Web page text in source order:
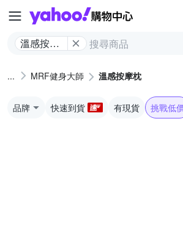
Yahoo購
溫感按摩
MRF健身大師 溫感按摩枕
品牌 快速到貨 有現貨 挑戰低